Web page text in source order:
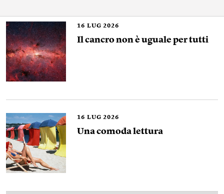
16 LUG 2026
Il cancro non è uguale per tutti
16 LUG 2026
Una comoda lettura